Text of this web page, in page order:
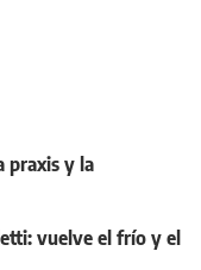
praxis y la
vuelve el frío y el